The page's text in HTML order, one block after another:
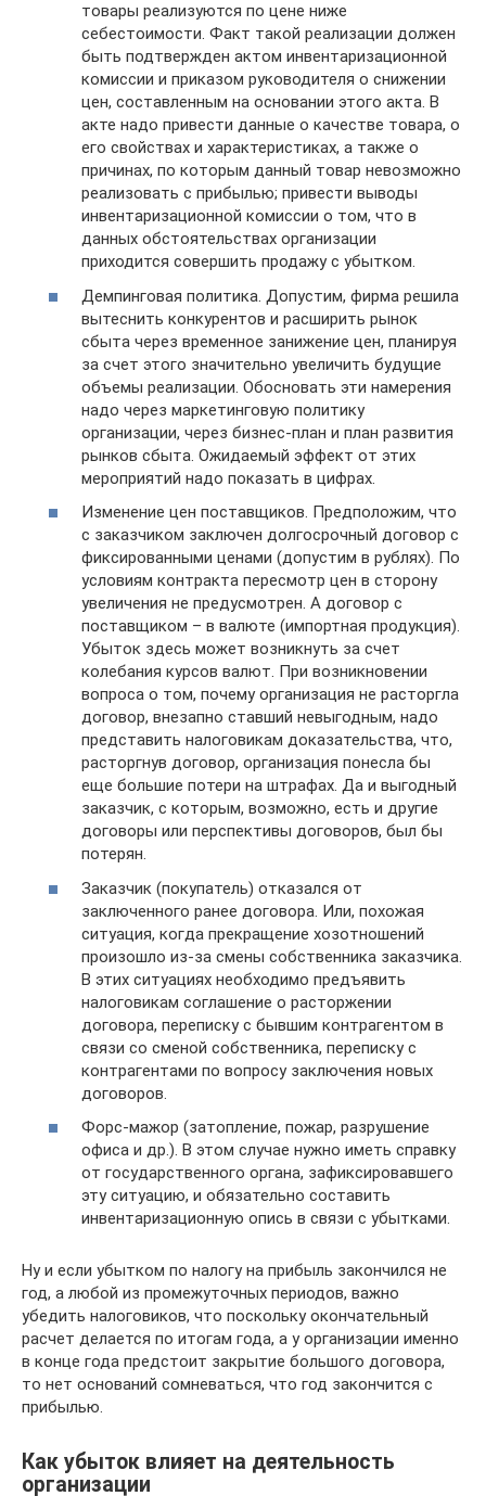
товары реализуются по цене ниже
себестоимости. Факт такой реализации должен
быть подтвержден актом инвентаризационной
комиссии и приказом руководителя о снижении
цен, составленным на основании этого акта. В
акте надо привести данные о качестве товара, о
его свойствах и характеристиках, а также о
причинах, по которым данный товар невозможно
реализовать с прибылью; привести выводы
инвентаризационной комиссии о том, что в
данных обстоятельствах организации
приходится совершить продажу с убытком.
Демпинговая политика. Допустим, фирма решила
вытеснить конкурентов и расширить рынок
сбыта через временное занижение цен, планируя
за счет этого значительно увеличить будущие
объемы реализации. Обосновать эти намерения
надо через маркетинговую политику
организации, через бизнес-план и план развития
рынков сбыта. Ожидаемый эффект от этих
мероприятий надо показать в цифрах.
Изменение цен поставщиков. Предположим, что
с заказчиком заключен долгосрочный договор с
фиксированными ценами (допустим в рублях). По
условиям контракта пересмотр цен в сторону
увеличения не предусмотрен. А договор с
поставщиком – в валюте (импортная продукция).
Убыток здесь может возникнуть за счет
колебания курсов валют. При возникновении
вопроса о том, почему организация не расторгла
договор, внезапно ставший невыгодным, надо
представить налоговикам доказательства, что,
расторгнув договор, организация понесла бы
еще большие потери на штрафах. Да и выгодный
заказчик, с которым, возможно, есть и другие
договоры или перспективы договоров, был бы
потерян.
Заказчик (покупатель) отказался от
заключенного ранее договора. Или, похожая
ситуация, когда прекращение хозотношений
произошло из-за смены собственника заказчика.
В этих ситуациях необходимо предъявить
налоговикам соглашение о расторжении
договора, переписку с бывшим контрагентом в
связи со сменой собственника, переписку с
контрагентами по вопросу заключения новых
договоров.
Форс-мажор (затопление, пожар, разрушение
офиса и др.). В этом случае нужно иметь справку
от государственного органа, зафиксировавшего
эту ситуацию, и обязательно составить
инвентаризационную опись в связи с убытками.
Ну и если убытком по налогу на прибыль закончился не
год, а любой из промежуточных периодов, важно
убедить налоговиков, что поскольку окончательный
расчет делается по итогам года, а у организации именно
в конце года предстоит закрытие большого договора,
то нет оснований сомневаться, что год закончится с
прибылью.
Как убыток влияет на деятельность
организации